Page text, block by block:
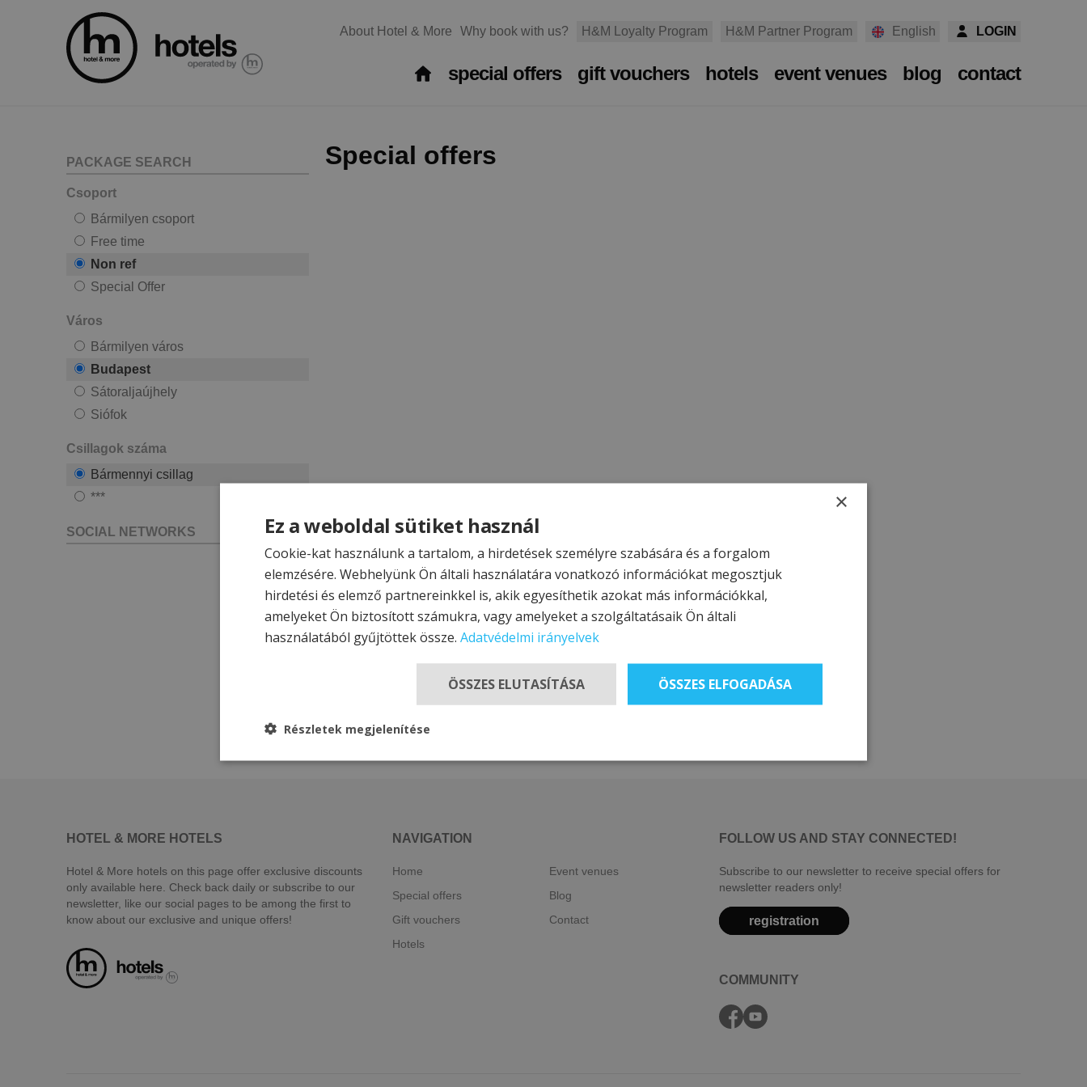
About Hotel & More Why book with us? H&M Loyalty Program H&M Partner Program English LOGIN
special offers gift vouchers hotels event venues blog contact
Special offers
PACKAGE SEARCH
Csoport
Bármilyen csoport
Free time
Non ref
Special Offer
Város
Bármilyen város
Budapest
Sátoraljaújhely
Siófok
Csillagok száma
Bármennyi csillag
***
SOCIAL NETWORKS
HOTEL & MORE HOTELS
Hotel & More hotels on this page offer exclusive discounts
only available here. Check back daily or subscribe to our
newsletter, like our social pages to be among the first to
know about our exclusive and unique offers!
NAVIGATION
Home
Special offers
Gift vouchers
Hotels
Event venues
Blog
Contact
FOLLOW US AND STAY CONNECTED!
Subscribe to our newsletter to receive special offers for
newsletter readers only!
registration
COMMUNITY
×
Ez a weboldal sütiket használ
Cookie-kat használunk a tartalom, a hirdetések személyre szabására és a forgalom
elemzésére. Webhelyünk Ön általi használatára vonatkozó információkat megosztjuk
hirdetési és elemző partnereinkkel is, akik egyesíthetik azokat más információkkal,
amelyeket Ön biztosított számukra, vagy amelyeket a szolgáltatásaik Ön általi
használatából gyűjtöttek össze. Adatvédelmi irányelvek
ÖSSZES ELFOGADÁSA
ÖSSZES ELUTASÍTÁSA
Részletek megjelenítése